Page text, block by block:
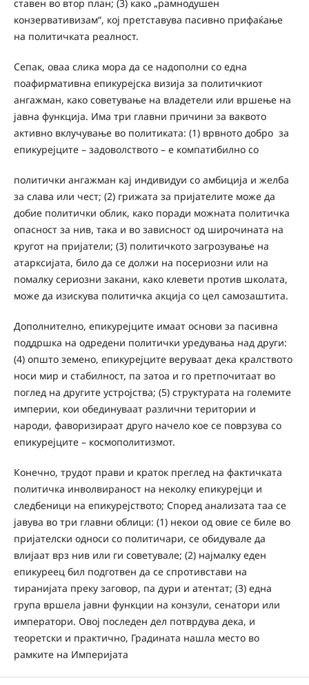
ставен во втор план; (3) како „рамнодушен
конзервативизам“, кој претставува пасивно прифаќање
на политичката реалност.
Сепак, оваа слика мора да се надополни со една
поафирмативна епикурејска визија за политичкиот
ангажман, како советување на владетели или вршење на
јавна функција. Има три главни причини за ваквото
активно вклучување во политиката: (1) врвното добро за
епикурејците – задоволството – е компатибилно со
политички ангажман кај индивидуи со амбиција и желба
за слава или чест; (2) грижата за пријателите може да
добие политички облик, како поради можната политичка
опасност за нив, така и во зависност од широчината на
кругот на пријатели; (3) политичкото загрозување на
атарксијата, било да се должи на посериозни или на
помалку сериозни закани, како клевети против школата,
може да изискува политичка акција со цел самозаштита.
Дополнително, епикурејците имаат основи за пасивна
поддршка на одредени политички уредувања над други:
(4) општо земено, епикурејците веруваат дека кралството
носи мир и стабилност, па затоа и го претпочитаат во
поглед на другите устројства; (5) структурата на големите
империи, кои обединуваат различни територии и
народи, фаворизираат друго начело кое се поврзува со
епикурејците – космополитизмот.
Конечно, трудот прави и краток преглед на фактичката
политичка инволвираност на неколку епикурејци и
следбеници на епикурејството; Според анализата таа се
јавува во три главни облици: (1) некои од овие се биле во
пријателски односи со политичари, се обидувале да
влијаат врз нив или ги советувале; (2) најмалку еден
епикуреец бил подготвен да се спротивстави на
тиранијата преку заговор, па дури и атентат; (3) една
група вршела јавни функции на конзули, сенатори или
императори. Овој последен дел потврдува дека, и
теоретски и практично, Градината нашла место во
рамките на Империјата